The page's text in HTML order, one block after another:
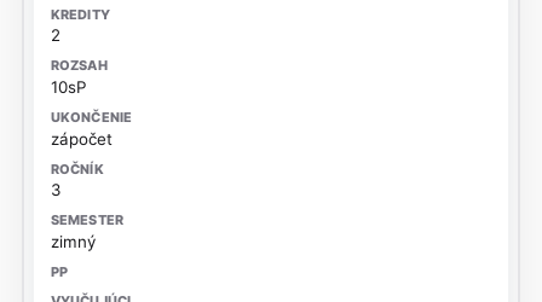
2
10sP
zápočet
3
zimný